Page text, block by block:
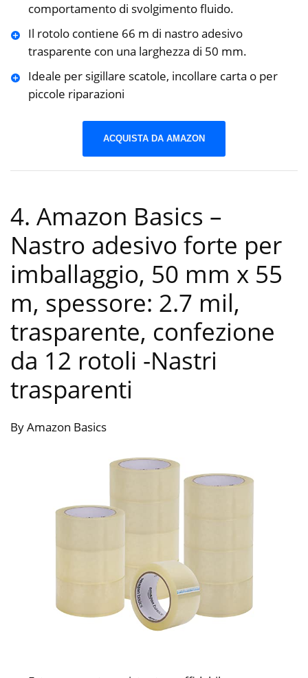
comportamento di svolgimento fluido.
Il rotolo contiene 66 m di nastro adesivo
trasparente con una larghezza di 50 mm.
Ideale per sigillare scatole, incollare carta o per
piccole riparazioni
ACQUISTA DA AMAZON
4. Amazon Basics –
Nastro adesivo forte per
imballaggio, 50 mm x 55
m, spessore: 2.7 mil,
trasparente, confezione
da 12 rotoli -Nastri
trasparenti
By Amazon Basics